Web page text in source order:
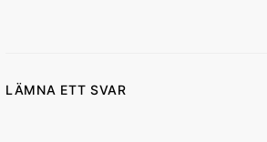
LÄMNA ETT SVAR